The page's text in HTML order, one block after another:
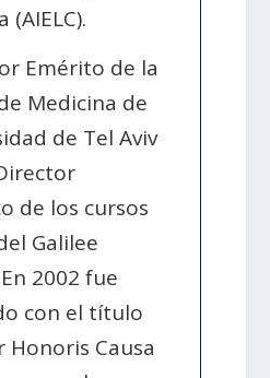
(AIELC).
Emérito de la
Medicina de
de Tel Aviv
de los cursos
Galilee
2002 fue
con el título
Honoris Causa